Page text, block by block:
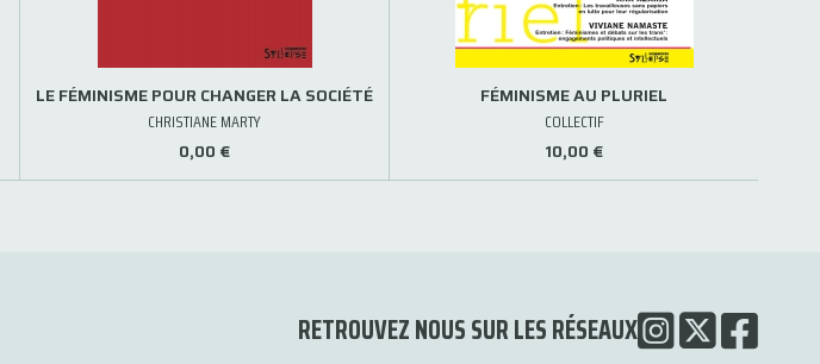
LE FÉMINISME POUR CHANGER LA SOCIÉTÉ
CHRISTIANE MARTY
0,00 €
FÉMINISME AU PLURIEL
COLLECTIF
10,00 €
RETROUVEZ NOUS SUR LES RÉSEAUX